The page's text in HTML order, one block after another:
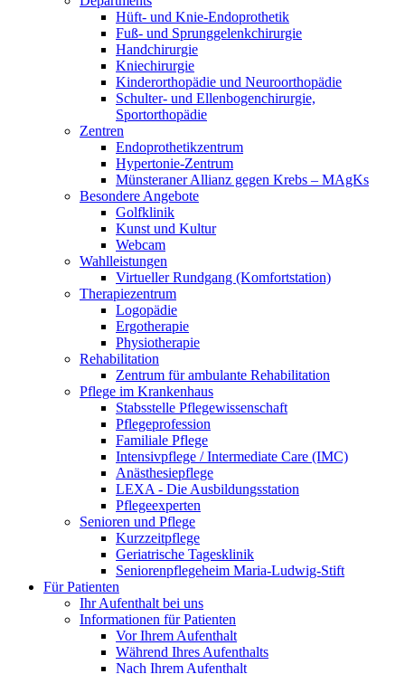
Hüft- und Knie-Endoprothetik
Fuß- und Sprunggelenkchirurgie
Handchirurgie
Kniechirurgie
Kinderorthopädie und Neuroorthopädie
Schulter- und Ellenbogenchirurgie,
Sportorthopädie
Zentren
Endoprothetikzentrum
Hypertonie-Zentrum
Münsteraner Allianz gegen Krebs – MAgKs
Besondere Angebote
Golfklinik
Kunst und Kultur
Webcam
Wahlleistungen
Virtueller Rundgang (Komfortstation)
Therapiezentrum
Logopädie
Ergotherapie
Physiotherapie
Rehabilitation
Zentrum für ambulante Rehabilitation
Pflege im Krankenhaus
Stabsstelle Pflegewissenschaft
Pflegeprofession
Familiale Pflege
Intensivpflege / Intermediate Care (IMC)
Anästhesiepflege
LEXA - Die Ausbildungsstation
Pflegeexperten
Senioren und Pflege
Kurzzeitpflege
Geriatrische Tagesklinik
Seniorenpflegeheim Maria-Ludwig-Stift
Für Patienten
Ihr Aufenthalt bei uns
Informationen für Patienten
Vor Ihrem Aufenthalt
Während Ihres Aufenthalts
Nach Ihrem Aufenthalt